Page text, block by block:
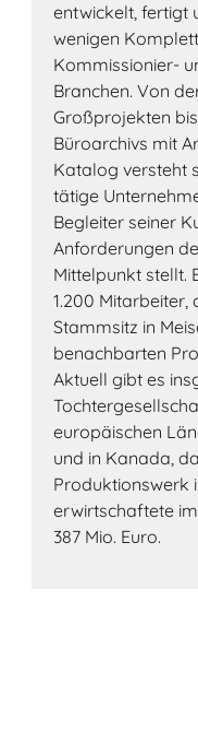
entwickelt, fertigt
wenigen
Kommissionier-
Branchen. Von
Großprojekten
Büroarchivs mit
Katalog versteht
tätige
Begleiter seiner
Anforderungen
Mittelpunkt stellt.
1.200
Stammsitz in
benachbarten
Aktuell gibt es
europäischen
und in Kanada,
Produktionswerk
erwirtschaftete
387 Mio. Euro.